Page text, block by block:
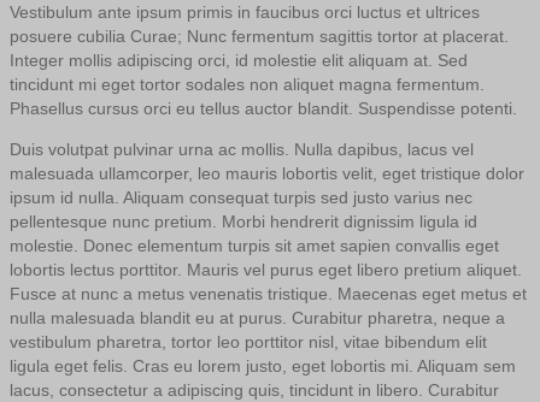
Vestibulum ante ipsum primis in faucibus orci luctus et ultrices
posuere cubilia Curae; Nunc fermentum sagittis tortor at placerat.
Integer mollis adipiscing orci, id molestie elit aliquam at. Sed
tincidunt mi eget tortor sodales non aliquet magna fermentum.
Phasellus cursus orci eu tellus auctor blandit. Suspendisse potenti.
Duis volutpat pulvinar urna ac mollis. Nulla dapibus, lacus vel
malesuada ullamcorper, leo mauris lobortis velit, eget tristique dolor
ipsum id nulla. Aliquam consequat turpis sed justo varius nec
pellentesque nunc pretium. Morbi hendrerit dignissim ligula id
molestie. Donec elementum turpis sit amet sapien convallis eget
lobortis lectus porttitor. Mauris vel purus eget libero pretium aliquet.
Fusce at nunc a metus venenatis tristique. Maecenas eget metus et
nulla malesuada blandit eu at purus. Curabitur pharetra, neque a
vestibulum pharetra, tortor leo porttitor nisl, vitae bibendum elit
ligula eget felis. Cras eu lorem justo, eget lobortis mi. Aliquam sem
lacus, consectetur a adipiscing quis, tincidunt in libero. Curabitur